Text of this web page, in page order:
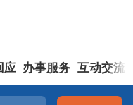
应 办事服务 互动交流